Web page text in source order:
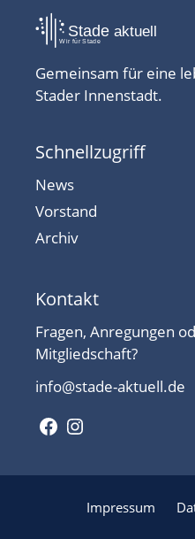
Gemeinsam für eine
Stader Innenstadt.
Schnellzugriff
News
Vorstand
Archiv
Kontakt
Fragen, Anregungen
Mitgliedschaft?
info@stade-aktuell.de
Facebook
Instagram
Impressum